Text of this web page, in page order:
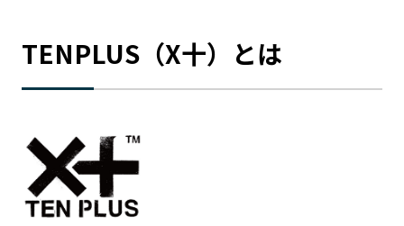
プレスリリース
行政連携記事
MILCプロジェクト
選出企業特別対談
イベント
地域豆知識
Sporkle
TENPLUS（X十）とは